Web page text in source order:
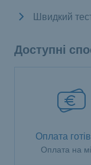
Швидкий
Доступні
Оплата
Оплата на